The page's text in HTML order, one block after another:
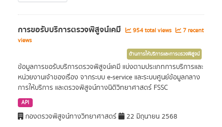
การขอรับบริการตรวจพิสูจน์เคมี 954 total views
7 recent
views
ด้านการให้บริการและการตรวจพิสูจน์
ข้อมูลการขอรับบริการตรวจพิสูจน์เคมี แบ่งตามประเภทการบริการและ
หน่วยงานเจ้าของเรื่อง จากระบบ e-service และระบบศูนย์ข้อมูลกลาง
การให้บริการ และตรวจพิสูจน์ทางนิติวิทยาศาสตร์ FSSC
API
กองตรวจพิสูจน์ทางวิทยาศาสตร์ 22 มิถุนายน 2568